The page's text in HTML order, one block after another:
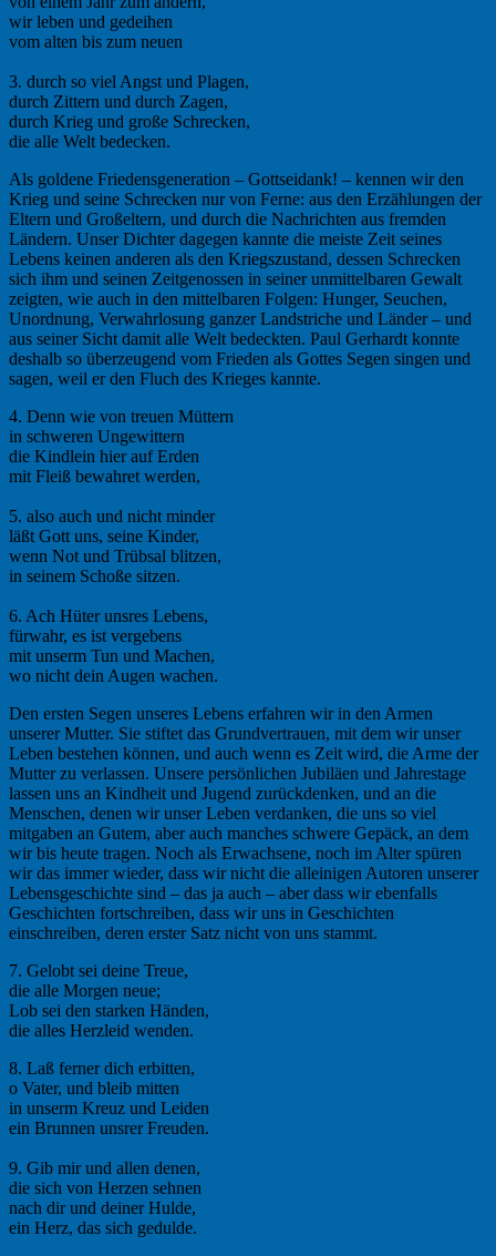
wir leben und gedeihen
vom alten bis zum neuen
3. durch so viel Angst und Plagen,
durch Zittern und durch Zagen,
durch Krieg und große Schrecken,
die alle Welt bedecken.
Als goldene Friedensgeneration – Gottseidank! – kennen wir den
Krieg und seine Schrecken nur von Ferne: aus den Erzählungen der
Eltern und Großeltern, und durch die Nachrichten aus fremden
Ländern. Unser Dichter dagegen kannte die meiste Zeit seines
Lebens keinen anderen als den Kriegszustand, dessen Schrecken
sich ihm und seinen Zeitgenossen in seiner unmittelbaren Gewalt
zeigten, wie auch in den mittelbaren Folgen: Hunger, Seuchen,
Unordnung, Verwahrlosung ganzer Landstriche und Länder – und
aus seiner Sicht damit alle Welt bedeckten. Paul Gerhardt konnte
deshalb so überzeugend vom Frieden als Gottes Segen singen und
sagen, weil er den Fluch des Krieges kannte.
4. Denn wie von treuen Müttern
in schweren Ungewittern
die Kindlein hier auf Erden
mit Fleiß bewahret werden,
5. also auch und nicht minder
läßt Gott uns, seine Kinder,
wenn Not und Trübsal blitzen,
in seinem Schoße sitzen.
6. Ach Hüter unsres Lebens,
fürwahr, es ist vergebens
mit unserm Tun und Machen,
wo nicht dein Augen wachen.
Den ersten Segen unseres Lebens erfahren wir in den Armen
unserer Mutter. Sie stiftet das Grundvertrauen, mit dem wir unser
Leben bestehen können, und auch wenn es Zeit wird, die Arme der
Mutter zu verlassen. Unsere persönlichen Jubiläen und Jahrestage
lassen uns an Kindheit und Jugend zurückdenken, und an die
Menschen, denen wir unser Leben verdanken, die uns so viel
mitgaben an Gutem, aber auch manches schwere Gepäck, an dem
wir bis heute tragen. Noch als Erwachsene, noch im Alter spüren
wir das immer wieder, dass wir nicht die alleinigen Autoren unserer
Lebensgeschichte sind – das ja auch – aber dass wir ebenfalls
Geschichten fortschreiben, dass wir uns in Geschichten
einschreiben, deren erster Satz nicht von uns stammt.
7. Gelobt sei deine Treue,
die alle Morgen neue;
Lob sei den starken Händen,
die alles Herzleid wenden.
8. Laß ferner dich erbitten,
o Vater, und bleib mitten
in unserm Kreuz und Leiden
ein Brunnen unsrer Freuden.
9. Gib mir und allen denen,
die sich von Herzen sehnen
nach dir und deiner Hulde,
ein Herz, das sich gedulde.